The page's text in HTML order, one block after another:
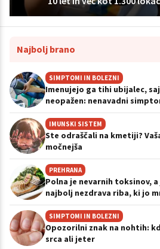
Najbolj brano
SIMPTOMI IN BOLEZNI
Imenujejo ga tihi ubijalec,
neopažen: nenavadni
IMUNSKI SISTEM
Ste odraščali na kmetiji?
močnejša
PREHRANA
Polna je nevarnih toksinov,
najbolj nezdrava riba, ki jo
SIMPTOMI IN BOLEZNI
Opozorilni znak na nohtih:
srca ali jeter